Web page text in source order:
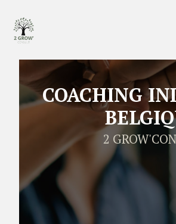
COACHING INDIVIDUEL
2